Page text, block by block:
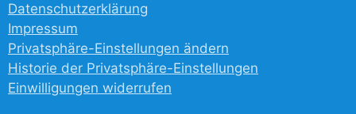
Datenschutzerklärung
Impressum
Privatsphäre-Einstellungen ändern
Historie der Privatsphäre-Einstellungen
Einwilligungen widerrufen